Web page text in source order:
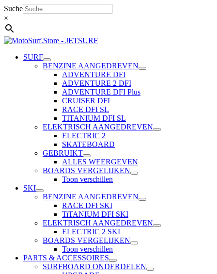
Ga
naar
de
inhoud
Suche
×
SURF
BENZINE AANGEDREVEN
ADVENTURE DFI
ADVENTURE 2 DFI
ADVENTURE DFI Plus
CRUISER DFI
RACE DFI SL
TITANIUM DFI SL
ELEKTRISCH AANGEDREVEN
ELECTRIC 2
SKATEBOARD
GEBRUIKT
ALLES WEERGEVEN
BOARDS VERGELIJKEN
Toon verschillen
SKI
BENZINE AANGEDREVEN
RACE DFI SKI
TiTANIUM DFI SKI
ELEKTRISCH AANGEDREVEN
ELECTRIC 2 SKI
BOARDS VERGELIJKEN
Toon verschillen
PARTS & ACCESSOIRES
SURFBOARD ONDERDELEN